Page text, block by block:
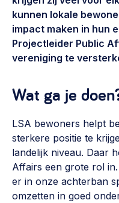
>
Eigen gebouw
Huren of kopen,
Sociaal ondernemen
Buurtbewoners
Community building en
Zorgzame
Betrokken buurten,
Bijeenkomsten
Team
Lid worden
Vraag stellen
kunnen lokale
impact maken in hun
Projectleider Public
vereniging te
Wat ga je
LSA bewoners helpt
sterkere positie te
landelijk niveau. Daar
Affairs een grote rol
er in onze achterban
omzetten in goed